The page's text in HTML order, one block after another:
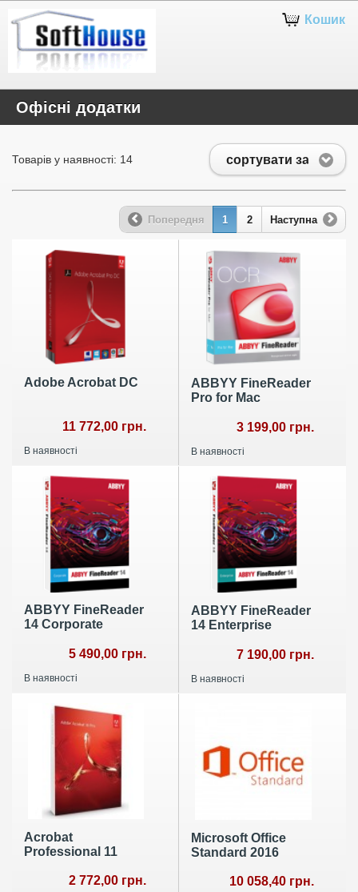
Кошик
Офісні додатки
сортувати за
Товарів у наявності: 14
Попередня 1 2 Наступна
Adobe Acrobat DC
11 772,00 грн.
В наявності
ABBYY FineReader
Pro for Mac
3 199,00 грн.
В наявності
ABBYY FineReader
14 Corporate
5 490,00 грн.
В наявності
ABBYY FineReader
14 Enterprise
7 190,00 грн.
В наявності
Acrobat
Professional 11
2 772,00 грн.
Microsoft Office
Standard 2016
10 058,40 грн.